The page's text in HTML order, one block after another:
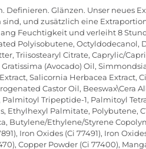
Definieren. Glänzen. Unser neues
sind, und zusätzlich eine
Feuchtigkeit und verleiht 8
Polyisobutene, Octyldodecanol,
Triisostearyl Citrate, Caprylic/
Gratissima (Avocado) Oil,
Salicornia Herbacea Extract,
Castor Oil, Beeswax\Cera
Tripeptide-1, Palmitoyl
Ethylhexyl Palmitate, Polybutene,
Butylene/Ethylene/Styrene
Iron Oxides (Ci 77491), Iron
Copper Powder (Ci 77400),